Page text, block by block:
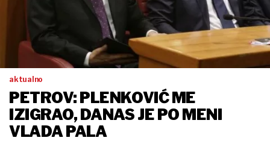
aktualno
PETROV: PLENKOVIĆ ME
IZIGRAO, DANAS JE PO MENI
VLADA PALA